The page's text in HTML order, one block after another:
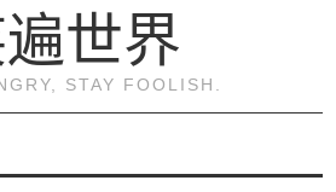
世界
STAY FOOLISH.